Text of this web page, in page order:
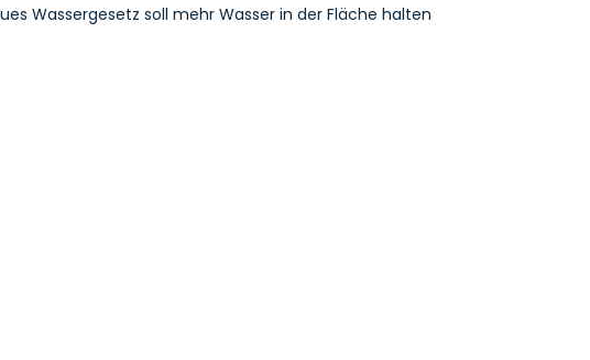
Wassergesetz soll mehr Wasser in der Fläche halten